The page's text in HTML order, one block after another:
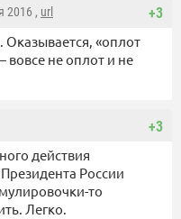
+3
2016 , url
Оказывается, «оплот
не оплот и не
+3
действия
России
то
Легко.